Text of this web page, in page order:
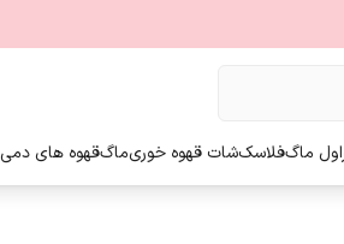
ماگفلاسکشات قهوه خوریماگقهوه های دمی